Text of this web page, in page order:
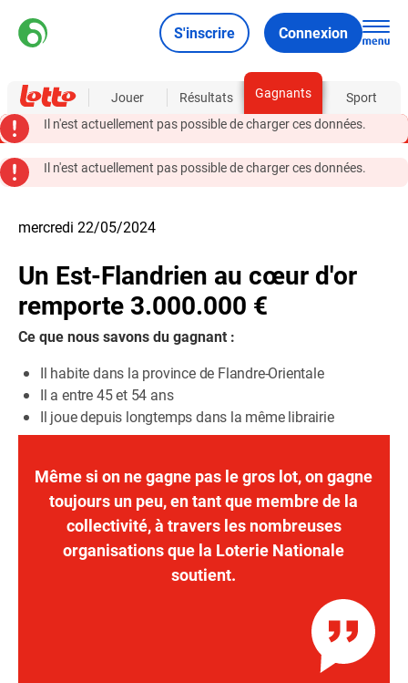
S'inscrire Connexion
À propos Jouer Résultats Gagnants
Sport
Il n'est actuellement pas possible de charger ces données.
Il n'est actuellement pas possible de charger ces données.
mercredi 22/05/2024
Un Est-Flandrien au cœur d'or
remporte 3.000.000 €
Ce que nous savons du gagnant :
Il habite dans la province de Flandre-Orientale
Il a entre 45 et 54 ans
Il joue depuis longtemps dans la même librairie
Même si on ne gagne pas le gros lot, on gagne
toujours un peu, en tant que membre de la
collectivité, à travers les nombreuses
organisations que la Loterie Nationale
soutient.